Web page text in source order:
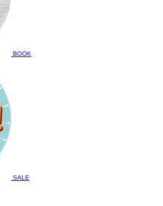
BOOK
SALE